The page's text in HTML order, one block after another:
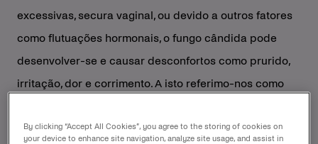
excessivas, secura vaginal, ou devido a outros fatores
como flutuações hormonais, o fungo cândida pode
desenvolver-se e causar desconfortos como prurido,
irritação, dor e corrimento. A isto referimo-nos como
são mais propensas a infeções vaginais fúngicas do
By clicking “Accept All Cookies”, you agree to the storing of cookies on
your device to enhance site navigation, analyze site usage, and assist in